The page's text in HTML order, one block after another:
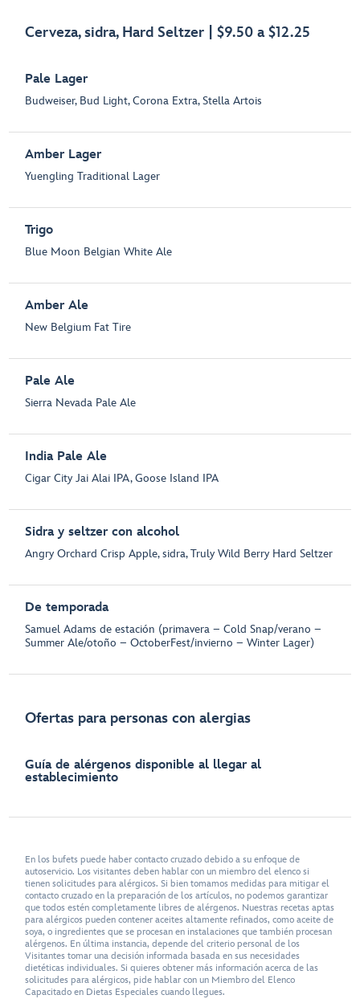
Cerveza, sidra, Hard Seltzer | $9.50 a $12.25
Pale Lager
Budweiser, Bud Light, Corona Extra, Stella Artois
Amber Lager
Yuengling Traditional Lager
Trigo
Blue Moon Belgian White Ale
Amber Ale
New Belgium Fat Tire
Pale Ale
Sierra Nevada Pale Ale
India Pale Ale
Cigar City Jai Alai IPA, Goose Island IPA
Sidra y seltzer con alcohol
Angry Orchard Crisp Apple, sidra, Truly Wild Berry Hard Seltzer
De temporada
Samuel Adams de estación (primavera – Cold Snap/verano –
Summer Ale/otoño – OctoberFest/invierno – Winter Lager)
Ofertas para personas con alergias
Guía de alérgenos disponible al llegar al
establecimiento
En los bufets puede haber contacto cruzado debido a su enfoque de
autoservicio. Los visitantes deben hablar con un miembro del elenco si
tienen solicitudes para alérgicos. Si bien tomamos medidas para mitigar el
contacto cruzado en la preparación de los artículos, no podemos garantizar
que todos estén completamente libres de alérgenos. Nuestras recetas aptas
para alérgicos pueden contener aceites altamente refinados, como aceite de
soya, o ingredientes que se procesan en instalaciones que también procesan
alérgenos. En última instancia, depende del criterio personal de los
Visitantes tomar una decisión informada basada en sus necesidades
dietéticas individuales. Si quieres obtener más información acerca de las
solicitudes para alérgicos, pide hablar con un Miembro del Elenco
Capacitado en Dietas Especiales cuando llegues.